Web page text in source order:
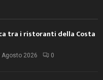
tra i ristoranti della Costa
Agosto 2026 0